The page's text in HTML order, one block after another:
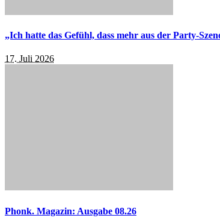
„Ich hatte das Gefühl, dass mehr aus der Party-
17. Juli 2026
Phonk. Magazin: Ausgabe 08.26